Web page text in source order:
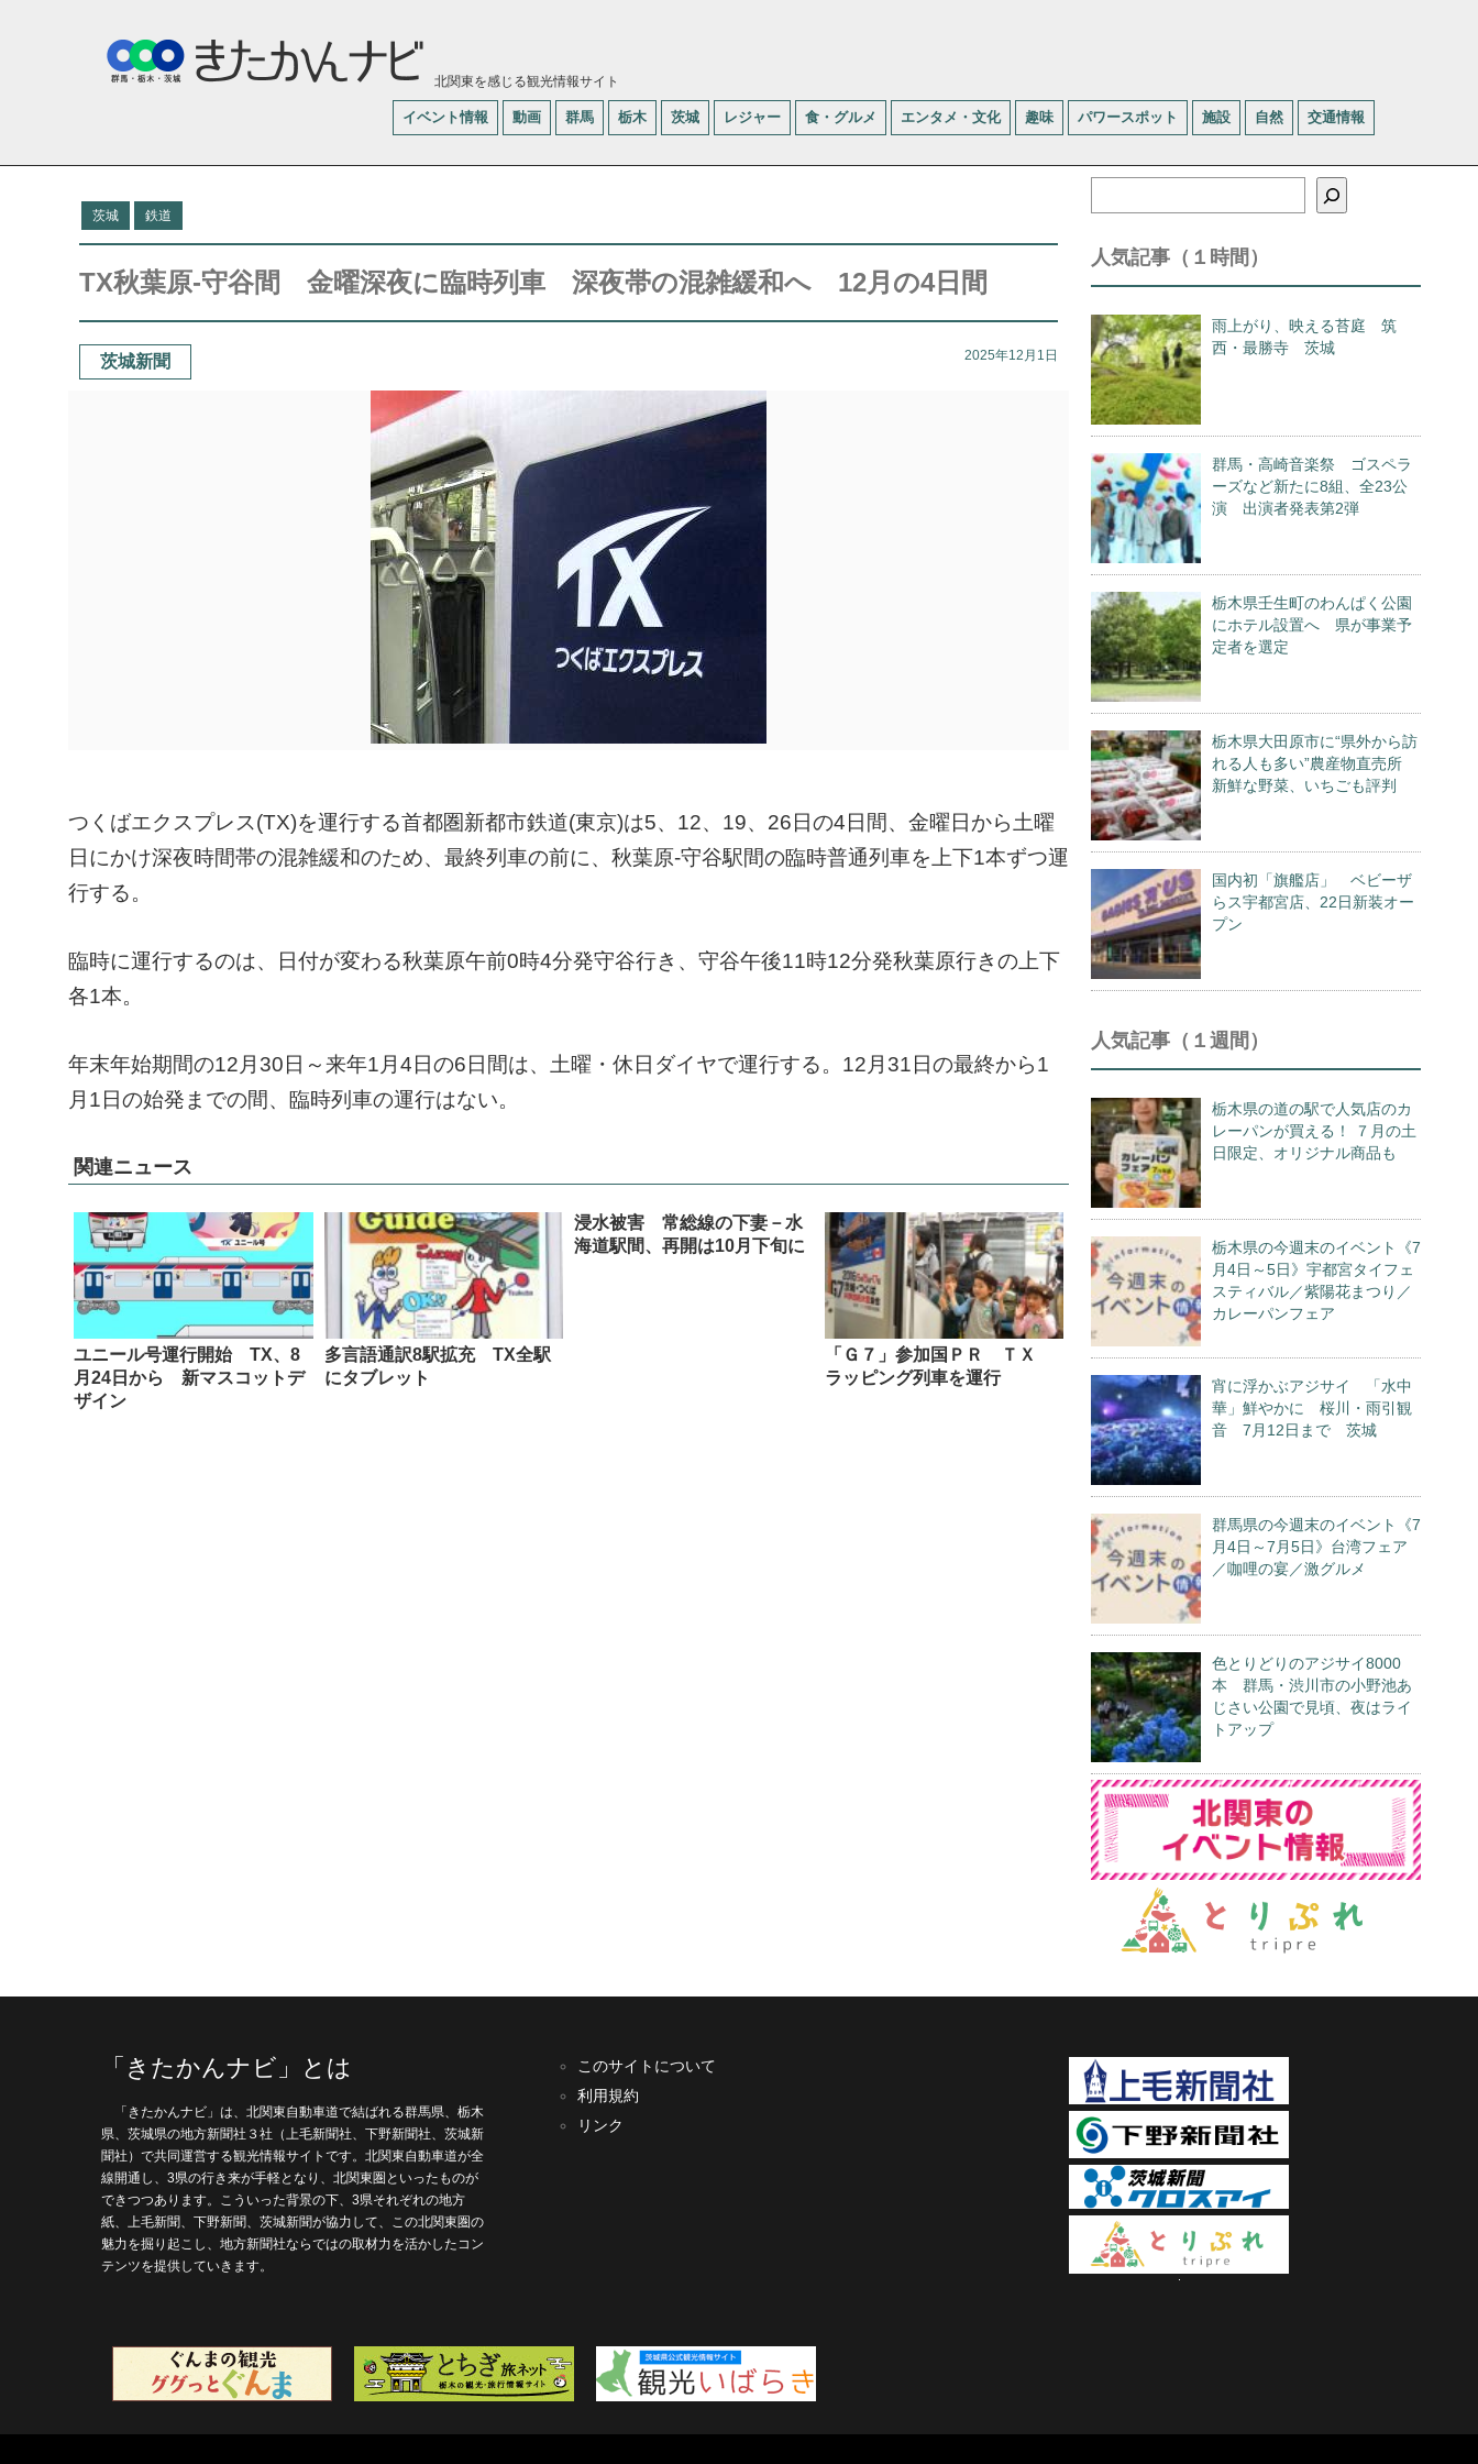
北関東を感じる観光情報サイト
イベント情報 動画 群馬 栃木 茨城 レジャー 食・グルメ エンタメ・文化 趣味 パワースポット 施設 自然 交通情報
茨城 鉄道
TX秋葉原-守谷間 金曜深夜に臨時列車 深夜帯の混雑緩和へ 12月の4日間
茨城新聞 2025年12月1日
つくばエクスプレス(TX)を運行する首都圏新都市鉄道(東京)は5、12、19、26日の4日間、金曜日から土曜
日にかけ深夜時間帯の混雑緩和のため、最終列車の前に、秋葉原-守谷駅間の臨時普通列車を上下1本ずつ運
行する。
臨時に運行するのは、日付が変わる秋葉原午前0時4分発守谷行き、守谷午後11時12分発秋葉原行きの上下
各1本。
年末年始期間の12月30日～来年1月4日の6日間は、土曜・休日ダイヤで運行する。12月31日の最終から1
月1日の始発までの間、臨時列車の運行はない。
関連ニュース
ユニール号運行開始 TX、8
月24日から 新マスコットデ
ザイン
多言語通訳8駅拡充 TX全駅
にタブレット
浸水被害 常総線の下妻－水
海道駅間、再開は10月下旬に
「Ｇ７」参加国ＰＲ ＴＸ
ラッピング列車を運行
索
人気記事（１時間）
雨上がり、映える苔庭 筑
西・最勝寺 茨城
群馬・高崎音楽祭 ゴスペラ
ーズなど新たに8組、全23公
演 出演者発表第2弾
栃木県壬生町のわんぱく公園
にホテル設置へ 県が事業予
定者を選定
栃木県大田原市に“県外から訪
れる人も多い”農産物直売所
新鮮な野菜、いちごも評判
国内初「旗艦店」 ベビーザ
らス宇都宮店、22日新装オー
プン
人気記事（１週間）
栃木県の道の駅で人気店のカ
レーパンが買える！ ７月の土
日限定、オリジナル商品も
栃木県の今週末のイベント《7
月4日～5日》宇都宮タイフェ
スティバル／紫陽花まつり／
カレーパンフェア
宵に浮かぶアジサイ 「水中
華」鮮やかに 桜川・雨引観
音 7月12日まで 茨城
群馬県の今週末のイベント《7
月4日～7月5日》台湾フェア
／咖哩の宴／激グルメ
色とりどりのアジサイ8000
本 群馬・渋川市の小野池あ
じさい公園で見頃、夜はライ
トアップ
「きたかんナビ」とは
「きたかんナビ」は、北関東自動車道で結ばれる群馬県、栃木
県、茨城県の地方新聞社３社（上毛新聞社、下野新聞社、茨城新
聞社）で共同運営する観光情報サイトです。北関東自動車道が全
線開通し、3県の行き来が手軽となり、北関東圏といったものが
できつつあります。こういった背景の下、3県それぞれの地方
紙、上毛新聞、下野新聞、茨城新聞が協力して、この北関東圏の
魅力を掘り起こし、地方新聞社ならではの取材力を活かしたコン
テンツを提供していきます。
このサイトについて
利用規約
リンク